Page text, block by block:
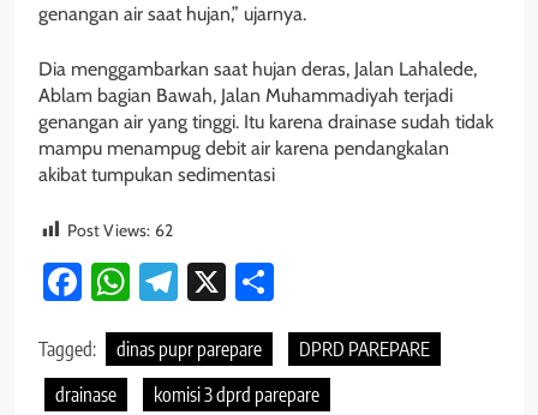
genangan air saat hujan,” ujarnya.
Dia menggambarkan saat hujan deras, Jalan Lahalede,
Ablam bagian Bawah, Jalan Muhammadiyah terjadi
genangan air yang tinggi. Itu karena drainase sudah tidak
mampu menampug debit air karena pendangkalan
akibat tumpukan sedimentasi
Post Views: 62
Facebook
WhatsApp
Telegram
X
Tagged: dinas pupr parepare
DPRD PAREPARE
drainase
komisi 3 dprd parepare